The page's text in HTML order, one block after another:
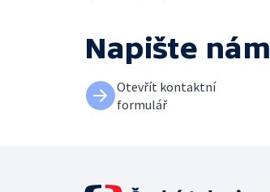
Napište nám
Otevřít kontaktní
formulář